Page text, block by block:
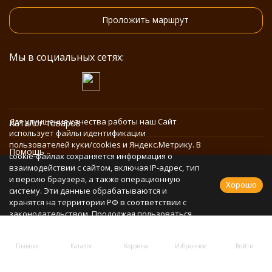
Главная Каталог Корзина Избранное Войти
Проложить маршрут
Мы в социальных сетях:
Каталог товаров
Помощь
Информация
Политика персональных данных
Для улучшения качества работы наш Сайт
использует файлы идентификации
пользователей куки/cookies и Яндекс.Метрику. В
cookie-файлах сохраняется информация о
взаимодействии с сайтом, включая IP-адрес, тип
и версию браузера, а также операционную
систему. Эти данные обрабатываются и
хранятся на территории РФ в соответствии с
законодательством. Продолжая пользоваться
данных в соответствии с
Политикой
Хорошо